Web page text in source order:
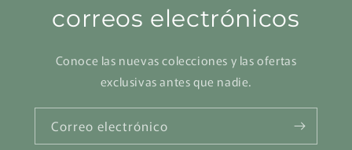
correos electrónicos
Conoce las nuevas colecciones y las ofertas
exclusivas antes que nadie.
Correo electrónico